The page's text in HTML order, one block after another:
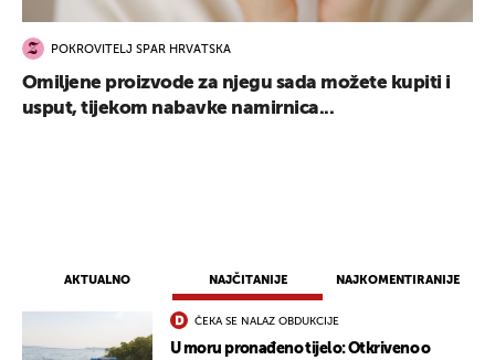
AKTUALNO NAJČITANIJE NAJKOMENTIRANIJE
ČEKA SE NALAZ OBDUKCIJE
U moru pronađeno tijelo: Otkriveno o
POKROVITELJ SPAR HRVATSKA
Omiljene proizvode za njegu sada možete kupiti i
usput, tijekom nabavke namirnica...